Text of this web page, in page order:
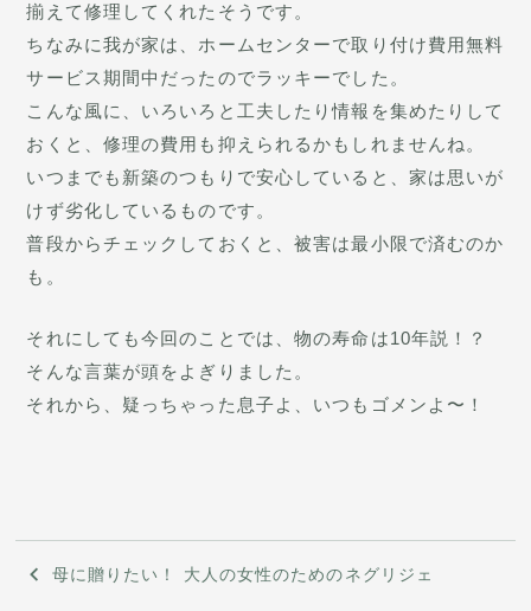
揃えて修理してくれたそうです。
ちなみに我が家は、ホームセンターで取り付け費用無料
サービス期間中だったのでラッキーでした。
こんな風に、いろいろと工夫したり情報を集めたりして
おくと、修理の費用も抑えられるかもしれませんね。
いつまでも新築のつもりで安心していると、家は思いが
けず劣化しているものです。
普段からチェックしておくと、被害は最小限で済むのか
も。
それにしても今回のことでは、物の寿命は10年説！？
そんな言葉が頭をよぎりました。
それから、疑っちゃった息子よ、いつもゴメンよ〜！
投
母に贈りたい！ 大人の女性のためのネグリジェ